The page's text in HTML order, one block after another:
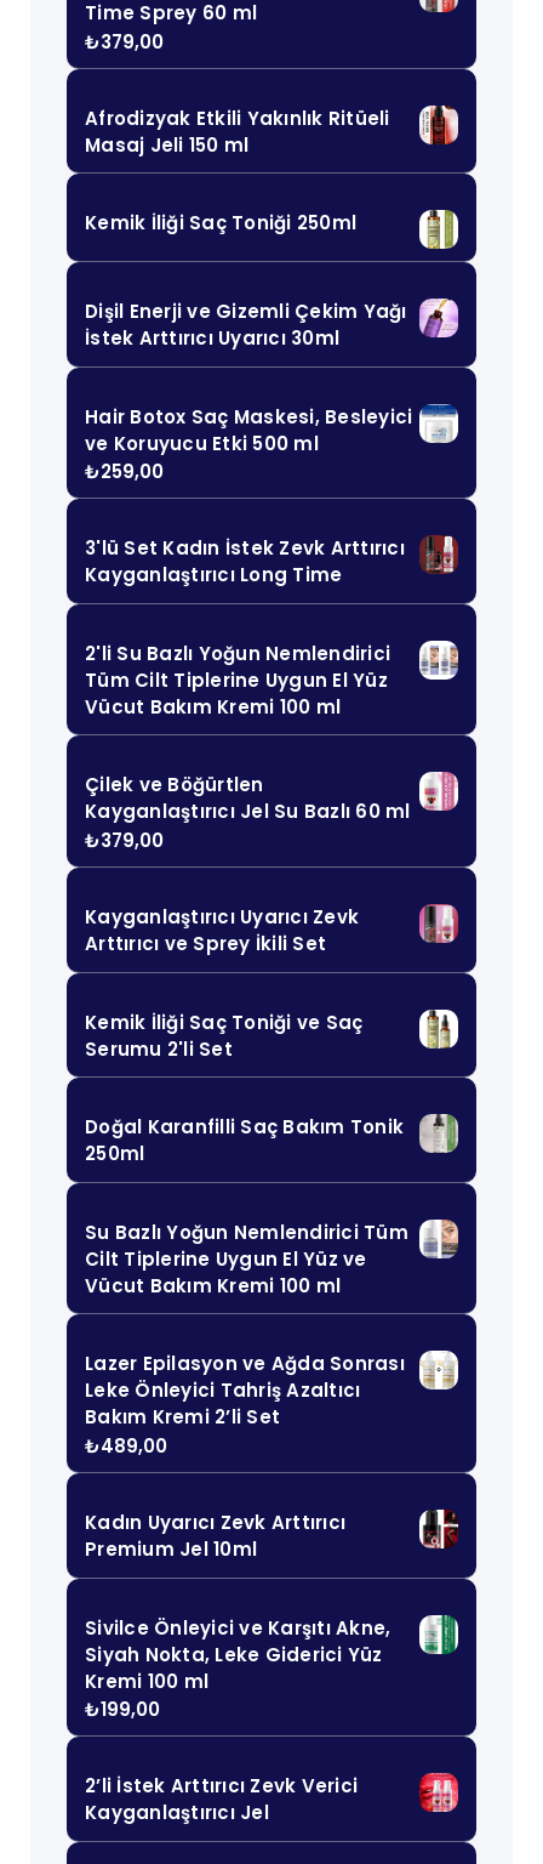
Time Sprey 60 ml
₺379,00
Afrodizyak Etkili Yakınlık Ritüeli
Masaj Jeli 150 ml
Kemik İliği Saç Toniği 250ml
Dişil Enerji ve Gizemli Çekim Yağı
İstek Arttırıcı Uyarıcı 30ml
Hair Botox Saç Maskesi, Besleyici
ve Koruyucu Etki 500 ml
₺259,00
3'lü Set Kadın İstek Zevk Arttırıcı
Kayganlaştırıcı Long Time
2'li Su Bazlı Yoğun Nemlendirici
Tüm Cilt Tiplerine Uygun El Yüz
Vücut Bakım Kremi 100 ml
Çilek ve Böğürtlen
Kayganlaştırıcı Jel Su Bazlı 60 ml
₺379,00
Kayganlaştırıcı Uyarıcı Zevk
Arttırıcı ve Sprey İkili Set
Kemik İliği Saç Toniği ve Saç
Serumu 2'li Set
Doğal Karanfilli Saç Bakım Tonik
250ml
Su Bazlı Yoğun Nemlendirici Tüm
Cilt Tiplerine Uygun El Yüz ve
Vücut Bakım Kremi 100 ml
Lazer Epilasyon ve Ağda Sonrası
Leke Önleyici Tahriş Azaltıcı
Bakım Kremi 2’li Set
₺489,00
Kadın Uyarıcı Zevk Arttırıcı
Premium Jel 10ml
Sivilce Önleyici ve Karşıtı Akne,
Siyah Nokta, Leke Giderici Yüz
Kremi 100 ml
₺199,00
2’li İstek Arttırıcı Zevk Verici
Kayganlaştırıcı Jel